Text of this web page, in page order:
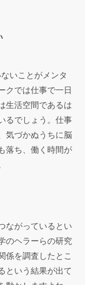
いことがメンタ
クでは仕事で一日
生活空間であるは
るでしょう。仕事
気づかぬうちに脳
落ち、働く時間が
ながっているとい
のヘラーらの研究
係を調査したとこ
という結果が出て